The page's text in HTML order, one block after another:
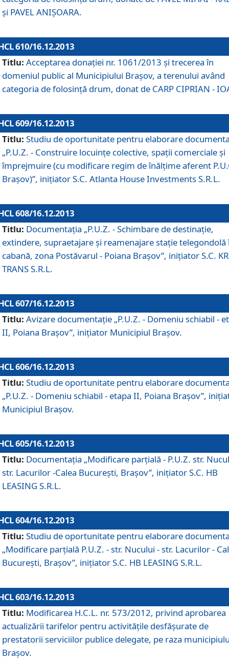
şi PAVEL ANIŞOARA.
610/16.12.2013
Titlu: Acceptarea donaţiei nr. 1061/2013 şi trecerea în
domeniul public al Municipiului Braşov, a terenului având
categoria de folosinţă drum, donat de CARP CIPRIAN -
609/16.12.2013
Titlu: Studiu de oportunitate pentru elaborare
„P.U.Z. - Construire locuinţe colective, spaţii comerciale şi
împrejmuire (cu modificare regim de înălţime aferent
Braşov)”, iniţiator S.C. Atlanta House Investments S.R.L.
608/16.12.2013
Titlu: Documentaţia „P.U.Z. - Schimbare de destinaţie,
extindere, supraetajare şi reamenajare staţie telegondolă
cabană, zona Postăvarul - Poiana Braşov”, iniţiator S.C.
TRANS S.R.L.
607/16.12.2013
Titlu: Avizare documentaţie „P.U.Z. - Domeniu schiabil -
II, Poiana Braşov”, iniţiator Municipiul Braşov.
606/16.12.2013
Titlu: Studiu de oportunitate pentru elaborare
„P.U.Z. - Domeniu schiabil - etapa II, Poiana Braşov”,
Municipiul Braşov.
605/16.12.2013
Titlu: Documentaţia „Modificare parţială - P.U.Z. str.
str. Lacurilor -Calea Bucureşti, Braşov”, iniţiator S.C. HB
LEASING S.R.L.
604/16.12.2013
Titlu: Studiu de oportunitate pentru elaborare
„Modificare parţială P.U.Z. - str. Nucului - str. Lacurilor -
Bucureşti, Braşov”, iniţiator S.C. HB LEASING S.R.L.
603/16.12.2013
Titlu: Modificarea H.C.L. nr. 573/2012, privind aprobarea
actualizării tarifelor pentru activităţile desfăşurate de
prestatorii serviciilor publice delegate, pe raza
Braşov.